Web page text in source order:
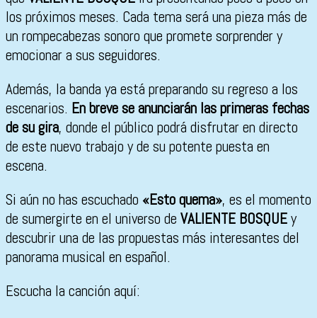
los próximos meses. Cada tema será una pieza más de
un rompecabezas sonoro que promete sorprender y
emocionar a sus seguidores.
Además, la banda ya está preparando su regreso a los
escenarios. En breve se anunciarán las primeras fechas
de su gira, donde el público podrá disfrutar en directo
de este nuevo trabajo y de su potente puesta en
escena.
Si aún no has escuchado «Esto quema», es el momento
de sumergirte en el universo de VALIENTE BOSQUEy
descubrir una de las propuestas más interesantes del
panorama musical en español.
Escucha la canción aquí: